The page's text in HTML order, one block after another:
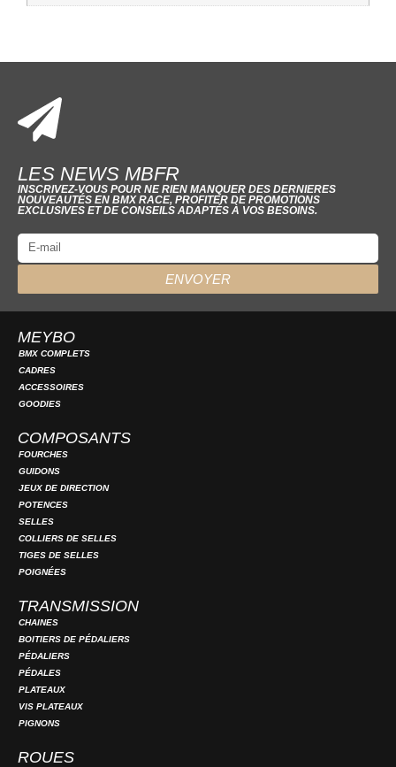
LES NEWS MBFR
INSCRIVEZ-VOUS POUR NE RIEN MANQUER DES DERNIERES
NOUVEAUTÉS EN BMX RACE, PROFITER DE PROMOTIONS
EXCLUSIVES ET DE CONSEILS ADAPTÉS À VOS BESOINS.
ENVOYER
MEYBO
BMX COMPLETS
CADRES
ACCESSOIRES
GOODIES
COMPOSANTS
FOURCHES
GUIDONS
JEUX DE DIRECTION
POTENCES
SELLES
COLLIERS DE SELLES
TIGES DE SELLES
POIGNÉES
TRANSMISSION
CHAINES
BOITIERS DE PÉDALIERS
PÉDALIERS
PÉDALES
PLATEAUX
VIS PLATEAUX
PIGNONS
ROUES